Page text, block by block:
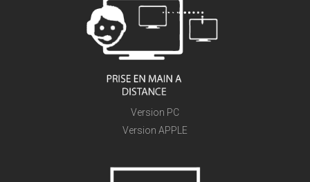
Version PC
Version APPLE